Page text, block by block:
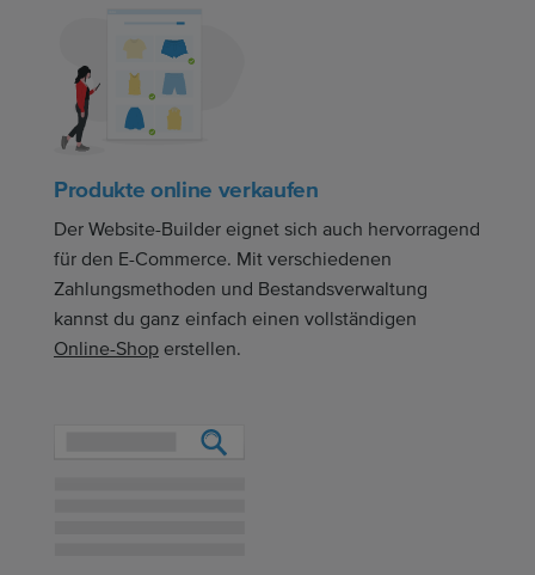
Produkte online verkaufen
Der Website-Builder eignet sich auch hervorragend
für den E-Commerce. Mit verschiedenen
Zahlungsmethoden und Bestandsverwaltung
kannst du ganz einfach einen vollständigen
Online-Shop erstellen.